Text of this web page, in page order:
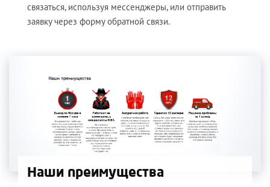
связаться, используя мессенджеры, или отправить
заявку через форму обратной связи.
Наши преимущества